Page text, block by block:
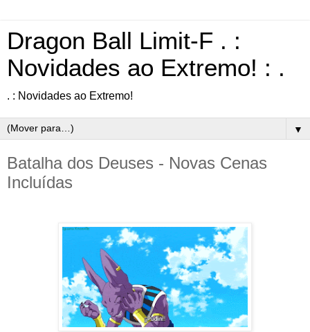
Dragon Ball Limit-F . :
Novidades ao Extremo! : .
. : Novidades ao Extremo!
▼
Batalha dos Deuses - Novas Cenas
Incluídas